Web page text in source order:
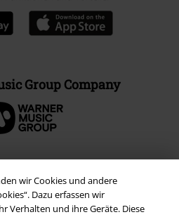
wir Cookies und andere
Dazu erfassen wir
Verhalten und ihre Geräte. Diese
Group Company